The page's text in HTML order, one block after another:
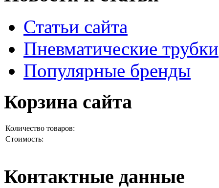
Статьи сайта
Пневматические трубки
Популярные бренды
Корзина сайта
Количество товаров:
Стоимость:
Контактные данные